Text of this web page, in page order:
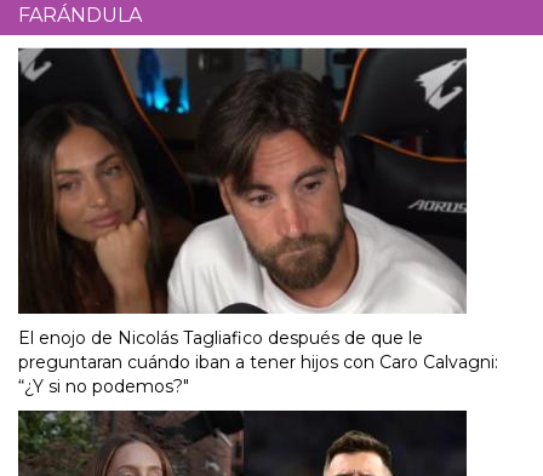
FARÁNDULA
El enojo de Nicolás Tagliafico después de que le
preguntaran cuándo iban a tener hijos con Caro Calvagni:
“¿Y si no podemos?"